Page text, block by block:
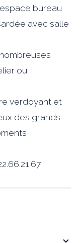
espace bureau
avec salle
ou
verdoyant et
des grands